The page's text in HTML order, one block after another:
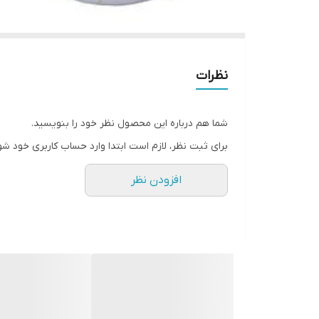
نظرات
شما هم درباره این محصول نظر خود را بنویسید.
برای ثبت نظر، لازم است ابتدا وارد حساب کاربری خود
افزودن نظر